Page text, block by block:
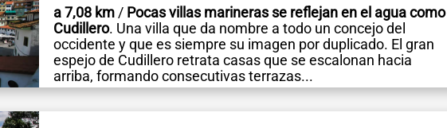
a 7,08 km/ Pocas villas marineras se reflejan en el agua como
Cudillero. Una villa que da nombre a todo un concejo del
occidente y que es siempre su imagen por duplicado. El gran
espejo de Cudillero retrata casas que se escalonan hacia
arriba, formando consecutivas terrazas...